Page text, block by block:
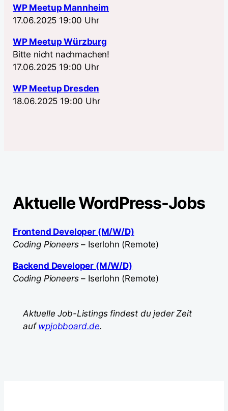
WP Meetup Mannheim
17.06.2025 19:00 Uhr
WP Meetup Würzburg
Bitte nicht nachmachen!
17.06.2025 19:00 Uhr
WP Meetup Dresden
18.06.2025 19:00 Uhr
Aktuelle WordPress-Jobs
Frontend Developer (M/W/D)
Coding Pioneers– Iserlohn (Remote)
Backend Developer (M/W/D)
Coding Pioneers– Iserlohn (Remote)
Aktuelle Job-Listings findest du jeder Zeit
auf wpjobboard.de.